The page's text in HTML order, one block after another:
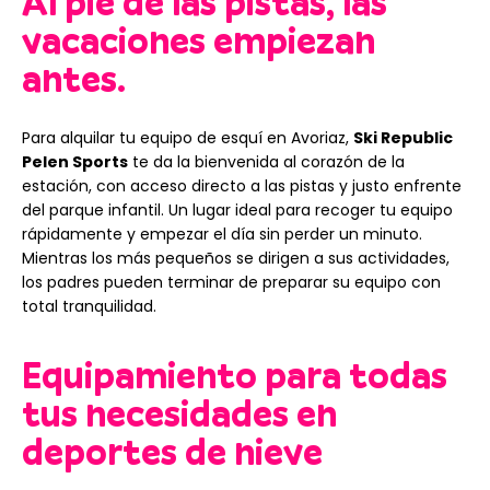
vacaciones empiezan
antes.
Para alquilar tu equipo de esquí en Avoriaz, Ski Republic
Pelen Sports te da la bienvenida al corazón de la
estación, con acceso directo a las pistas y justo enfrente
del parque infantil. Un lugar ideal para recoger tu equipo
rápidamente y empezar el día sin perder un minuto.
Mientras los más pequeños se dirigen a sus actividades,
los padres pueden terminar de preparar su equipo con
total tranquilidad.
Equipamiento para todas
tus necesidades en
deportes de nieve